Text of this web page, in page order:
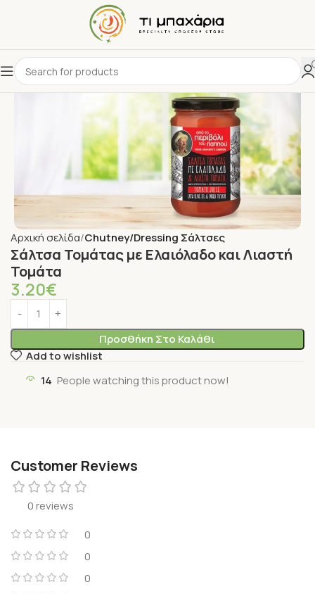
Αρχική σελίδα Chutney/Dressing Σάλτσες
Σάλτσα Τομάτας με Ελαιόλαδο και Λιαστή
Τομάτα
3.20€
Προσθήκη Στο Καλάθι
Add to wishlist
14 People watching this product now!
Customer Reviews
0 reviews
0
0
0